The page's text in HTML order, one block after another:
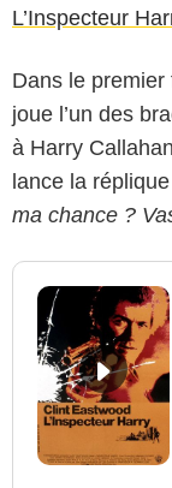
L’Inspecteur
Dans le premier
joue l’un des
à Harry
lance la
ma chance ?